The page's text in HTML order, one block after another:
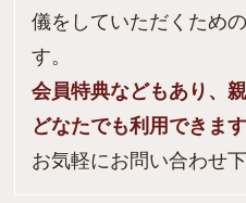
儀をしていただくため
す。
会員特典などもあり、
どなたでも利用できます
お気軽にお問い合わせ下